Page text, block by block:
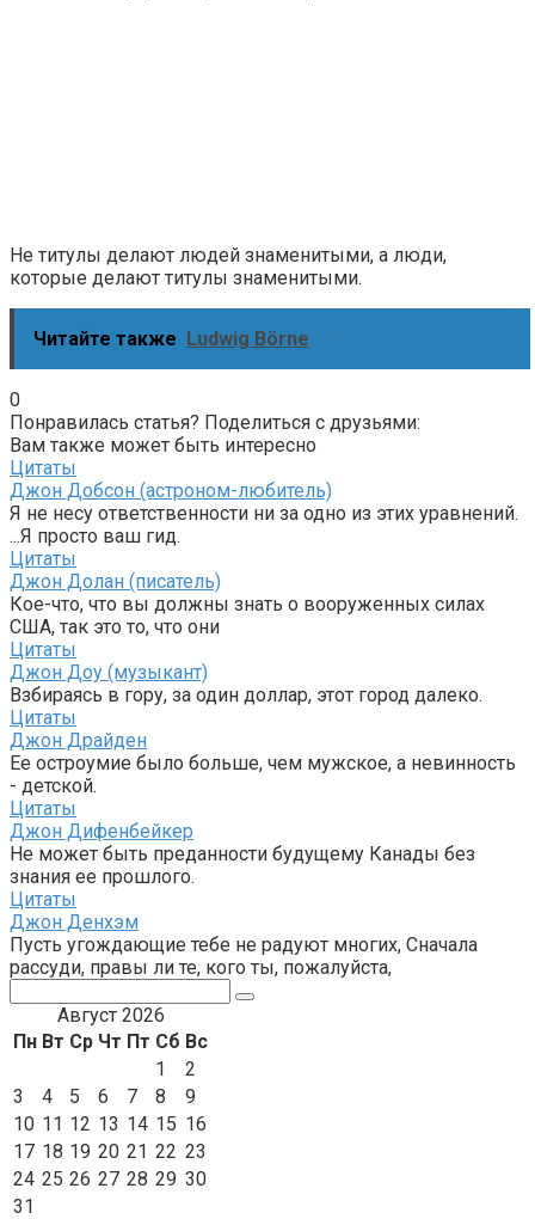
Не титулы делают людей знаменитыми, а люди,
которые делают титулы знаменитыми.
Читайте также Ludwig Börne
0
Понравилась статья? Поделиться с друзьями:
Вам также может быть интересно
Цитаты
Джон Добсон (астроном-любитель)
Я не несу ответственности ни за одно из этих уравнений.
...Я просто ваш гид.
Цитаты
Джон Долан (писатель)
Кое-что, что вы должны знать о вооруженных силах
США, так это то, что они
Цитаты
Джон Доу (музыкант)
Взбираясь в гору, за один доллар, этот город далеко.
Цитаты
Джон Драйден
Ее остроумие было больше, чем мужское, а невинность
- детской.
Цитаты
Джон Дифенбейкер
Не может быть преданности будущему Канады без
знания ее прошлого.
Цитаты
Джон Денхэм
Пусть угождающие тебе не радуют многих, Сначала
рассуди, правы ли те, кого ты, пожалуйста,
Август 2026
Пн Вт Ср Чт Пт Сб Вс
1
2
3
4 5 6 7 8
9
10 11 12 13 14 15 16
17 18 19 20 21 22 23
24 25 26 27 28 29 30
31